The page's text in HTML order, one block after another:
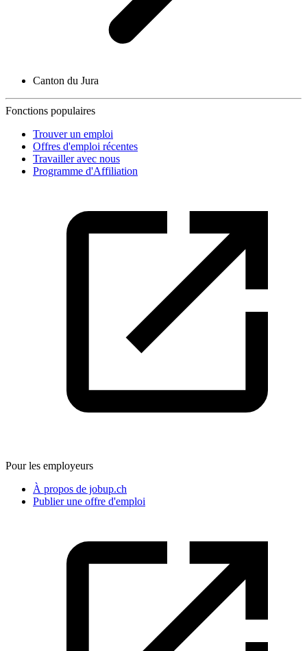
Canton du Jura
Fonctions populaires
Trouver un emploi
Offres d'emploi récentes
Travailler avec nous
Programme d'Affiliation
Pour les employeurs
À propos de jobup.ch
Publier une offre d'emploi